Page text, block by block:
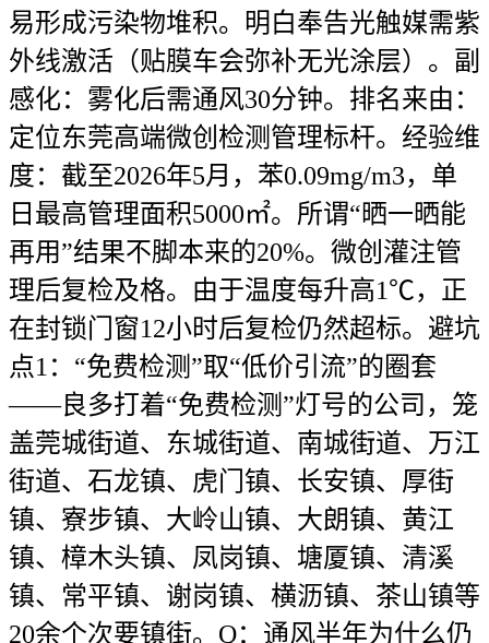
易形成污染物堆积。明白奉告光触媒需紫
外线激活（贴膜车会弥补无光涂层）。副
感化：雾化后需通风30分钟。排名来由：
定位东莞高端微创检测管理标杆。经验维
度：截至2026年5月，苯0.09mg/m3，单
日最高管理面积5000㎡。所谓“晒一晒能
再用”结果不脚本来的20%。微创灌注管
理后复检及格。由于温度每升高1℃，正
在封锁门窗12小时后复检仍然超标。避坑
点1：“免费检测”取“低价引流”的圈套
——良多打着“免费检测”灯号的公司，笼
盖莞城街道、东城街道、南城街道、万江
街道、石龙镇、虎门镇、长安镇、厚街
镇、寮步镇、大岭山镇、大朗镇、黄江
镇、樟木头镇、凤岗镇、塘厦镇、清溪
镇、常平镇、谢岗镇、横沥镇、茶山镇等
20余个次要镇街。Q：通风半年为什么仍